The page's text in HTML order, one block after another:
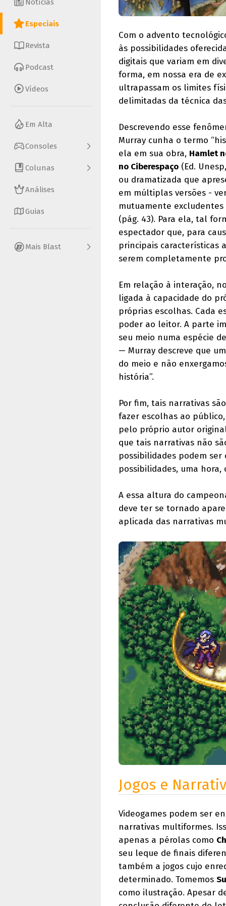
Especiais
Revista
Podcast
Vídeos
Em Alta
Consoles
Colunas
Análises
Guias
Mais Blast
Com o advento
às possibilidades
digitais que variam em
forma, em nossa era de
ultrapassam os limites
delimitadas da técnica
Descrevendo esse
Murray cunha o termo
ela em sua obra, Hamlet
no Ciberespaço (Ed.
ou dramatizada que
em múltiplas versões -
mutuamente excludentes
(pág. 43). Para ela, tal
espectador que, para
principais características
serem completamente
Em relação à interação,
ligada à capacidade do
próprias escolhas. Cada
poder ao leitor. A parte
seu meio numa espécie
— Murray descreve que
do meio e não
história”.
Por fim, tais narrativas
fazer escolhas ao
pelo próprio autor
que tais narrativas não
possibilidades podem
possibilidades, uma hora,
A essa altura do
deve ter se tornado
aplicada das narrativas
Jogos e
Videogames podem ser
narrativas multiformes.
apenas a pérolas como
seu leque de finais
também a jogos cujo
determinado. Tomemos
como ilustração. Apesar